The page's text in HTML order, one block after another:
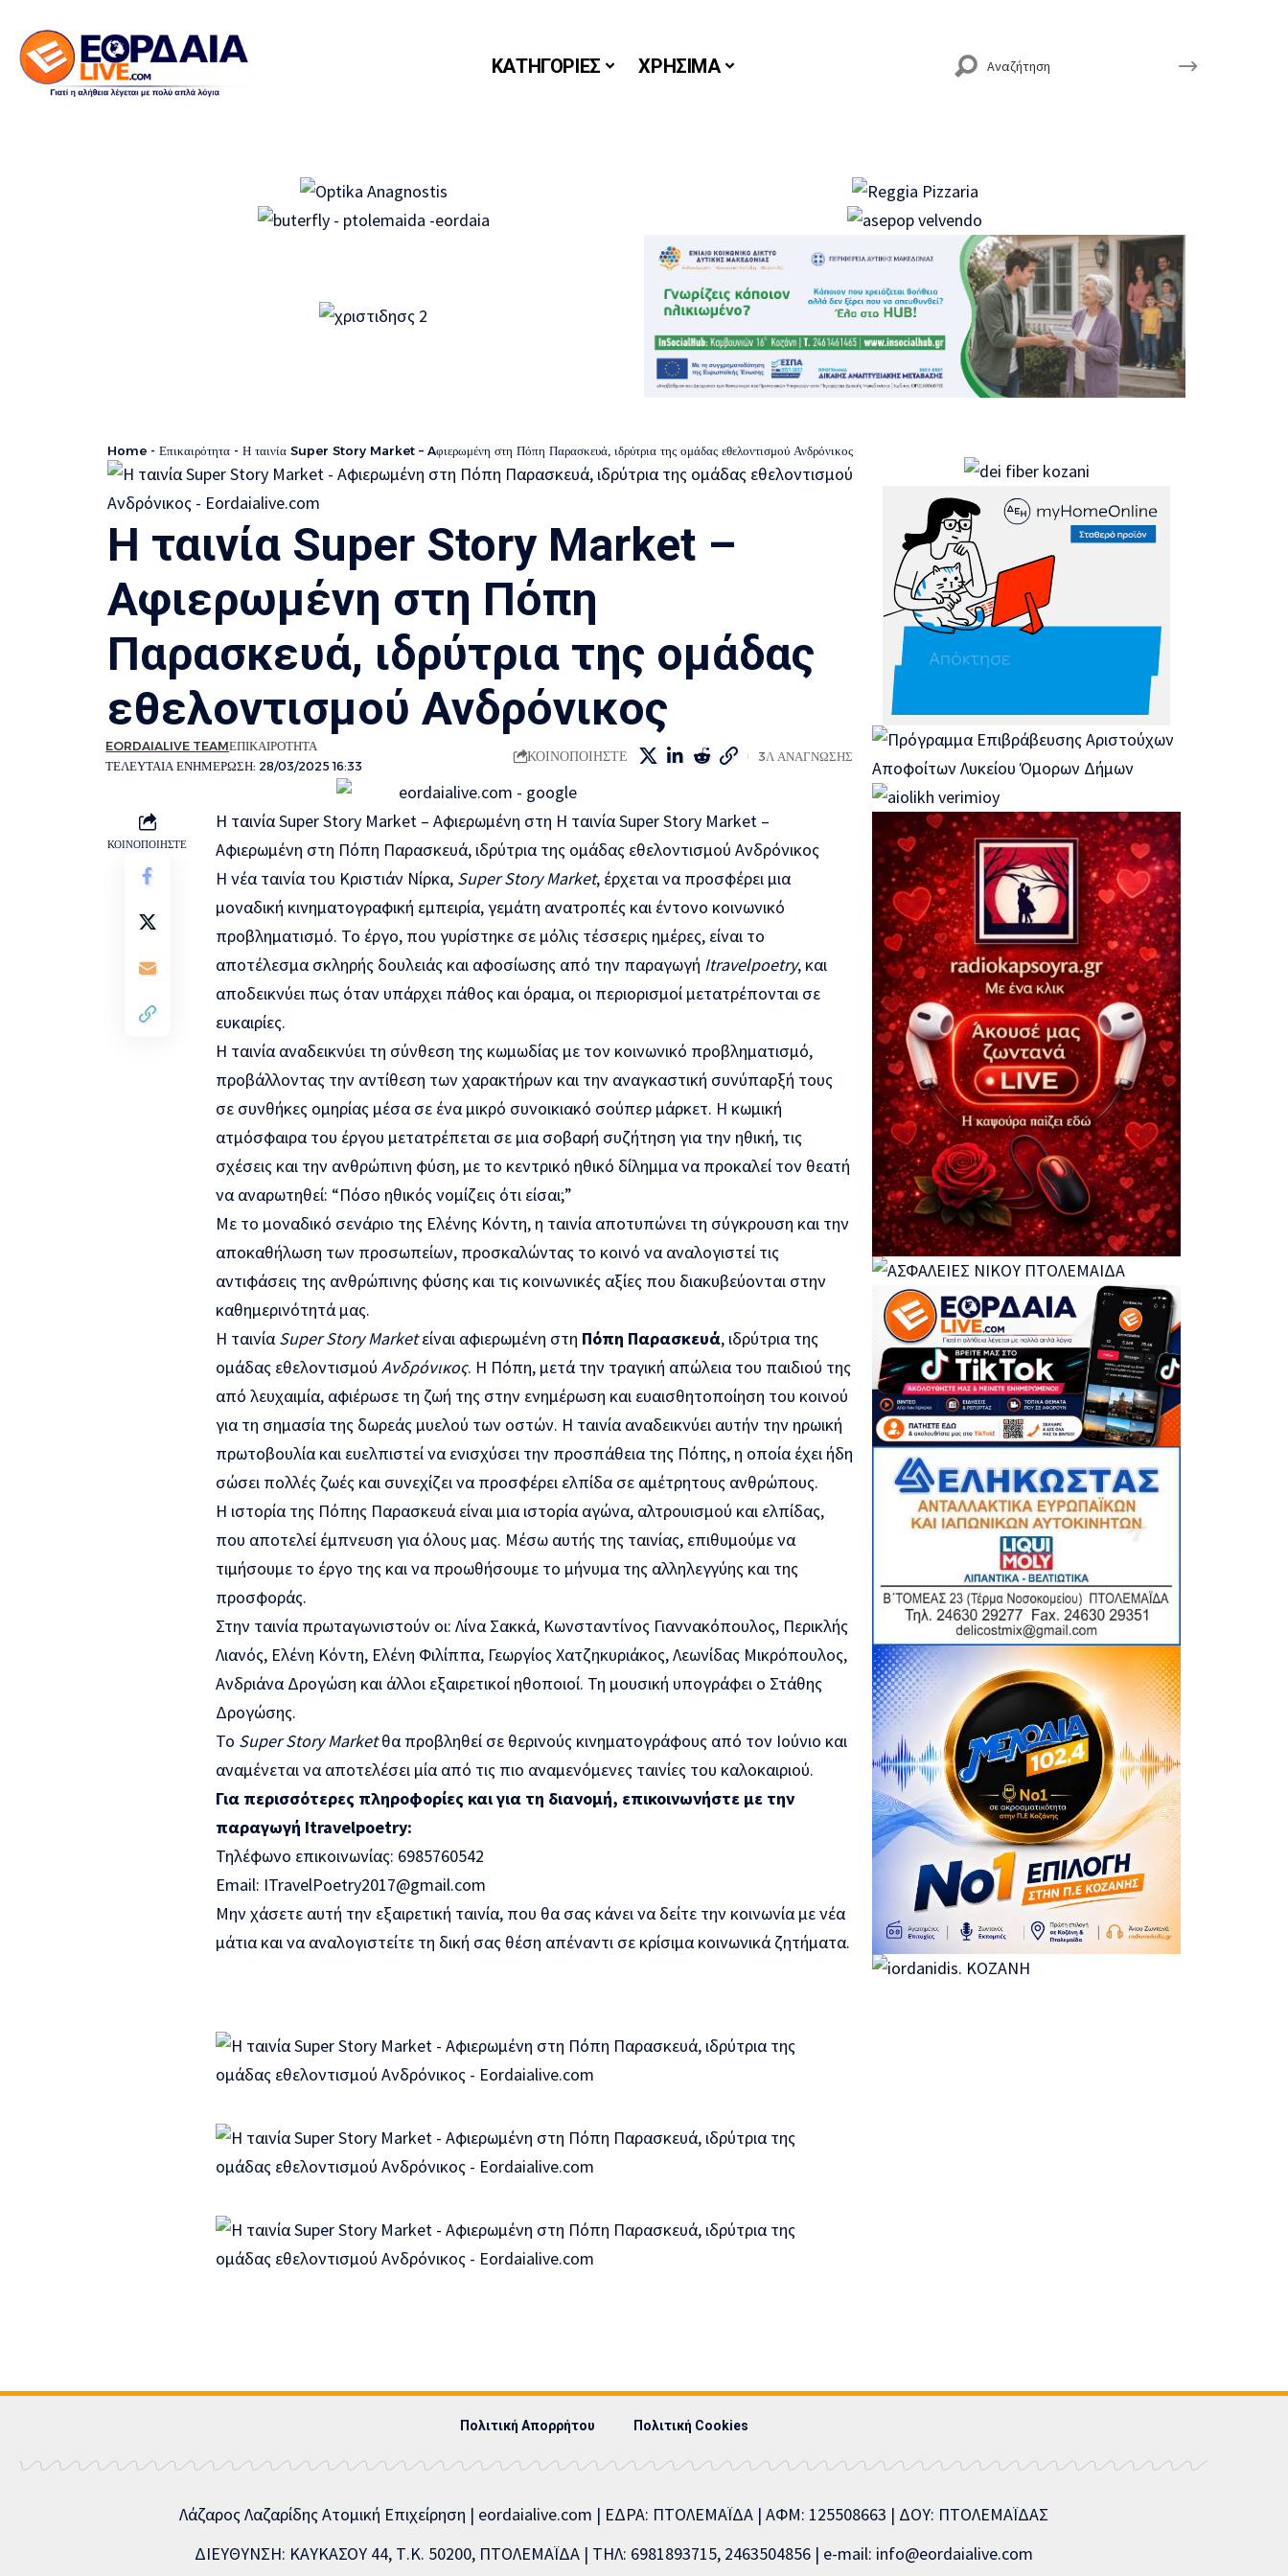
ΚΑΤΗΓΟΡΙΕΣ ΧΡΗΣΙΜΑ
Home - Επικαιρότητα - Η ταινία Super Story Market – Aφιερωμένη στη Πόπη Παρασκευά, ιδρύτρια της ομάδας εθελοντισμού Ανδρόνικος
Η ταινία Super Story Market –
Aφιερωμένη στη Πόπη
Παρασκευά, ιδρύτρια της ομάδας
εθελοντισμού Ανδρόνικος
ΤΕΛΕΥΤΑΙΑ ΕΝΗΜΕΡΩΣΗ: 28/03/2025 16:33
EORDAIALIVE TEAMΕΠΙΚΑΙΡΟΤΗΤΑ
ΚΟΙΝΟΠΟΙΗΣΤΕ 3Λ ΑΝΑΓΝΩΣΗΣ
ΚΟΙΝΟΠΟΙΗΣΤΕ
Η ταινία Super Story Market – Aφιερωμένη στη Η ταινία Super Story Market –
Aφιερωμένη στη Πόπη Παρασκευά, ιδρύτρια της ομάδας εθελοντισμού Ανδρόνικος
Η νέα ταινία του Κριστιάν Νίρκα, Super Story Market, έρχεται να προσφέρει μια
μοναδική κινηματογραφική εμπειρία, γεμάτη ανατροπές και έντονο κοινωνικό
προβληματισμό. Το έργο, που γυρίστηκε σε μόλις τέσσερις ημέρες, είναι το
αποτέλεσμα σκληρής δουλειάς και αφοσίωσης από την παραγωγή Itravelpoetry, και
αποδεικνύει πως όταν υπάρχει πάθος και όραμα, οι περιορισμοί μετατρέπονται σε
ευκαιρίες.
Η ταινία αναδεικνύει τη σύνθεση της κωμωδίας με τον κοινωνικό προβληματισμό,
προβάλλοντας την αντίθεση των χαρακτήρων και την αναγκαστική συνύπαρξή τους
σε συνθήκες ομηρίας μέσα σε ένα μικρό συνοικιακό σούπερ μάρκετ. Η κωμική
ατμόσφαιρα του έργου μετατρέπεται σε μια σοβαρή συζήτηση για την ηθική, τις
σχέσεις και την ανθρώπινη φύση, με το κεντρικό ηθικό δίλημμα να προκαλεί τον θεατή
να αναρωτηθεί: “Πόσο ηθικός νομίζεις ότι είσαι;”
Με το μοναδικό σενάριο της Ελένης Κόντη, η ταινία αποτυπώνει τη σύγκρουση και την
αποκαθήλωση των προσωπείων, προσκαλώντας το κοινό να αναλογιστεί τις
αντιφάσεις της ανθρώπινης φύσης και τις κοινωνικές αξίες που διακυβεύονται στην
καθημερινότητά μας.
Η ταινίαSuper Story Marketείναι αφιερωμένη στη Πόπη Παρασκευά, ιδρύτρια της
ομάδας εθελοντισμού Ανδρόνικος. Η Πόπη, μετά την τραγική απώλεια του παιδιού της
από λευχαιμία, αφιέρωσε τη ζωή της στην ενημέρωση και ευαισθητοποίηση του κοινού
για τη σημασία της δωρεάς μυελού των οστών. Η ταινία αναδεικνύει αυτήν την ηρωική
πρωτοβουλία και ευελπιστεί να ενισχύσει την προσπάθεια της Πόπης, η οποία έχει ήδη
σώσει πολλές ζωές και συνεχίζει να προσφέρει ελπίδα σε αμέτρητους ανθρώπους.
Η ιστορία της Πόπης Παρασκευά είναι μια ιστορία αγώνα, αλτρουισμού και ελπίδας,
που αποτελεί έμπνευση για όλους μας. Μέσω αυτής της ταινίας, επιθυμούμε να
τιμήσουμε το έργο της και να προωθήσουμε το μήνυμα της αλληλεγγύης και της
προσφοράς.
Στην ταινία πρωταγωνιστούν οι: Λίνα Σακκά, Κωνσταντίνος Γιαννακόπουλος, Περικλής
Λιανός, Ελένη Κόντη, Ελένη Φιλίππα, Γεωργίος Χατζηκυριάκος, Λεωνίδας Μικρόπουλος,
Ανδριάνα Δρογώση και άλλοι εξαιρετικοί ηθοποιοί. Τη μουσική υπογράφει ο Στάθης
Δρογώσης.
Το Super Story Marketθα προβληθεί σε θερινούς κινηματογράφους από τον Ιούνιο και
αναμένεται να αποτελέσει μία από τις πιο αναμενόμενες ταινίες του καλοκαιριού.
Για περισσότερες πληροφορίες και για τη διανομή, επικοινωνήστε με την
παραγωγή Itravelpoetry:
Τηλέφωνο επικοινωνίας: 6985760542
Email: ITravelPoetry2017@gmail.com
Μην χάσετε αυτή την εξαιρετική ταινία, που θα σας κάνει να δείτε την κοινωνία με νέα
μάτια και να αναλογιστείτε τη δική σας θέση απέναντι σε κρίσιμα κοινωνικά ζητήματα.
Πολιτική Απορρήτου Πολιτική Cookies
Λάζαρος Λαζαρίδης Ατομική Επιχείρηση | eordaialive.com | ΕΔΡΑ: ΠΤΟΛΕΜΑΪΔΑ | ΑΦΜ: 125508663 | ΔΟΥ: ΠΤΟΛΕΜΑΪΔΑΣ
ΔΙΕΥΘΥΝΣΗ: ΚΑΥΚΑΣΟΥ 44, Τ.Κ. 50200, ΠΤΟΛΕΜΑΪΔΑ | ΤΗΛ: 6981893715, 2463504856 | e-mail: info@eordaialive.com